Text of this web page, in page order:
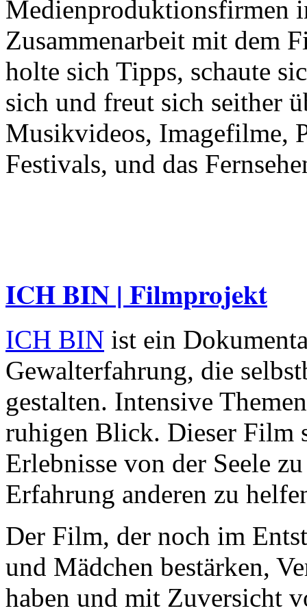
Medienproduktionsfirmen
Zusammenarbeit mit dem
holte sich Tipps, schaute
sich und freut sich seither
Musikvideos, Imagefilme,
Festivals, und das
ICH BIN | Filmprojekt
ICH BIN ist ein
Gewalterfahrung, die
gestalten. Intensive
ruhigen Blick. Dieser Film
Erlebnisse von der Seele
Erfahrung anderen zu
Der Film, der noch im
und Mädchen bestärken,
haben und mit Zuversicht